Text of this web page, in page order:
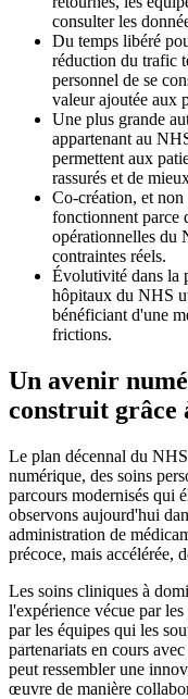
consulter les
Du temps libéré
réduction du trafic
personnel de se
valeur ajoutée aux
Une plus grande
appartenant au
permettent aux
rassurés et de
Co-création, et non
fonctionnent parce
opérationnelles du
contraintes réels.
Évolutivité dans la
hôpitaux du NHS
bénéficiant d'une
frictions.
Un avenir
construit grâce
Le plan décennal du
numérique, des soins
parcours modernisés qui
observons aujourd'hui
administration de
précoce, mais accélérée,
Les soins cliniques à
l'expérience vécue par
par les équipes qui les
partenariats en cours
peut ressembler une
œuvre de manière